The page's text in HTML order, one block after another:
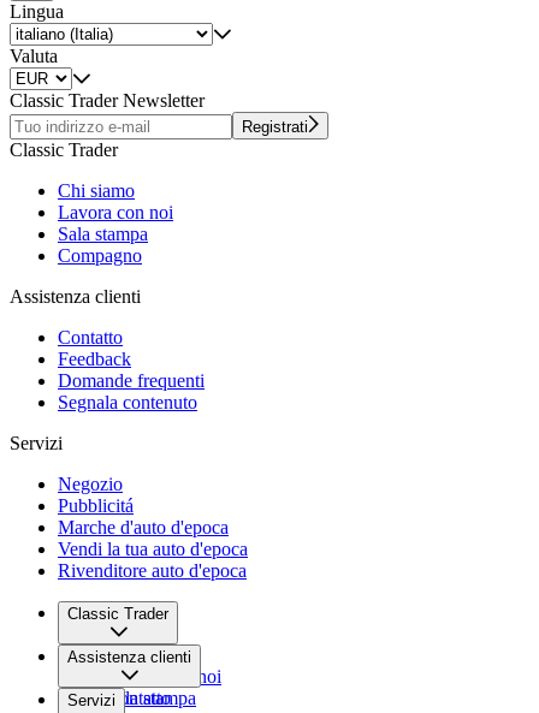
Lingua
Valuta
Classic Trader Newsletter
Registrati
Classic Trader
Chi siamo
Lavora con noi
Sala stampa
Compagno
Assistenza clienti
Contatto
Feedback
Domande frequenti
Segnala contenuto
Servizi
Negozio
Pubblicitá
Marche d'auto d'epoca
Vendi la tua auto d'epoca
Rivenditore auto d'epoca
Classic Trader
Chi siamo
Lavora con noi
Sala stampa
Assistenza clienti
Contatto
Servizi